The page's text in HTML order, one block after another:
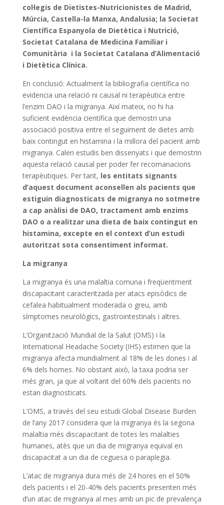
col·legis de Dietistes-Nutricionistes de Madrid,
Múrcia, Castella-la Manxa, Andalusia; la Societat
Científica Espanyola de Dietètica i Nutrició,
Societat Catalana de Medicina Familiar i
Comunitària i la Societat Catalana d’Alimentació
i Dietètica Clínica.
En conclusió: Actualment la bibliografia científica no
evidencia una relació ni causal ni terapèutica entre
l’enzim DAO i la migranya. Així mateix, no hi ha
suficient evidència científica que demostri una
associació positiva entre el seguiment de dietes amb
baix contingut en histamina i la millora del pacient amb
migranya. Calen estudis ben dissenyats i que demostrin
aquesta relació causal per poder fer recomanacions
terapèutiques. Per tant, les entitats signants
d’aquest document aconsellen als pacients que
estiguin diagnosticats de migranya no sotmetre
a cap anàlisi de DAO, tractament amb enzims
DAO o a realitzar una dieta de baix contingut en
histamina, excepte en el context d’un estudi
autoritzat sota consentiment informat.
La migranya
La migranya és una malaltia comuna i freqüentment
discapacitant caracteritzada per atacs episòdics de
cefalea habitualment moderada o greu, amb
símptomes neurològics, gastrointestinals i altres.
L’Organització Mundial de la Salut (OMS) i la
International Headache Society (IHS) estimen que la
migranya afecta mundialment al 18% de les dones i al
6% dels homes. No obstant això, la taxa podria ser
més gran, ja que al voltant del 60% dels pacients no
estan diagnosticats.
L’OMS, a través del seu estudi Global Disease Burden
de l’any 2017 considera que la migranya és la segona
malaltia més discapacitant de totes les malalties
humanes, atès que un dia de migranya equival en
discapacitat a un dia de ceguesa o paraplegia.
L’atac de migranya dura més de 24 hores en el 50%
dels pacients i el 20-40% dels pacients presenten més
d’un atac de migranya al mes amb un pic de prevalença